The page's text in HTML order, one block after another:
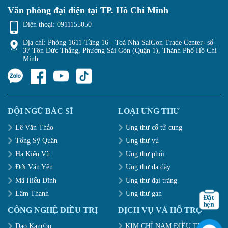
Văn phòng đại diện tại TP. Hồ Chí Minh
Điện thoại: 0911155050
Địa chỉ: Phòng 1611-Tầng 16 - Toà Nhà SaiGon Trade Center- số
37 Tôn Đức Thắng, Phường Sài Gòn (Quận 1), Thành Phố Hồ Chí
Minh
ĐỘI NGŨ BÁC SĨ
Lê Văn Thảo
Tống Sỹ Quân
Hạ Kiến Vũ
Đới Văn Yến
Mã Hiểu Dĩnh
Lâm Thanh
LOẠI UNG THƯ
Ung thư cổ tử cung
Ung thư vú
Ung thư phổi
Ung thư dạ dày
Ung thư đại tràng
Ung thư gan
CÔNG NGHỆ ĐIỀU TRỊ
Dao Kangbo
DỊCH VỤ VÀ HỖ TRỢ
KIM CHỈ NAM ĐIỀU TRỊ